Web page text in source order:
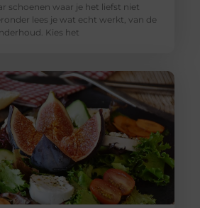
schoenen waar je het liefst niet
lees je wat echt werkt, van de
Kies het